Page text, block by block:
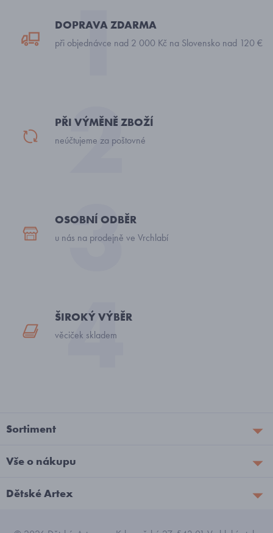
DOPRAVA ZDARMA
při objednávce nad 2 000 Kč na Slovensko nad 120 €
PŘI VÝMĚNĚ ZBOŽÍ
neúčtujeme za poštovné
OSOBNÍ ODBĚR
u nás na prodejně ve Vrchlabí
ŠIROKÝ VÝBĚR
věciček skladem
Sortiment
Vše o nákupu
Dětské Artex